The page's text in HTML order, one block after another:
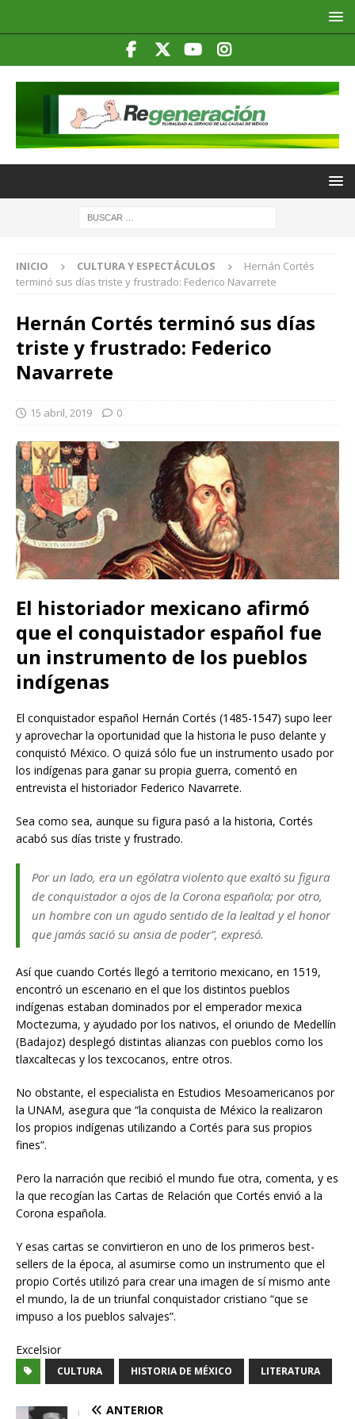
INICIO CULTURA Y ESPECTÁCULOS
Hernán Cortés
terminó sus días triste y frustrado: Federico Navarrete
Hernán Cortés terminó sus días
triste y frustrado: Federico
Navarrete
15 abril, 2019 0
El historiador mexicano afirmó
que el conquistador español fue
un instrumento de los pueblos
indígenas
El conquistador español Hernán Cortés (1485-1547) supo leer
y aprovechar la oportunidad que la historia le puso delante y
conquistó México. O quizá sólo fue un instrumento usado por
los indígenas para ganar su propia guerra, comentó en
entrevista el historiador Federico Navarrete.
Sea como sea, aunque su figura pasó a la historia, Cortés
acabó sus días triste y frustrado.
Por un lado, era un ególatra violento que exaltó su figura
de conquistador a ojos de la Corona española; por otro,
un hombre con un agudo sentido de la lealtad y el honor
que jamás sació su ansia de poder”, expresó.
Así que cuando Cortés llegó a territorio mexicano, en 1519,
encontró un escenario en el que los distintos pueblos
indígenas estaban dominados por el emperador mexica
Moctezuma, y ayudado por los nativos, el oriundo de Medellín
(Badajoz) desplegó distintas alianzas con pueblos como los
tlaxcaltecas y los texcocanos, entre otros.
No obstante, el especialista en Estudios Mesoamericanos por
la UNAM, asegura que “la conquista de México la realizaron
los propios indígenas utilizando a Cortés para sus propios
fines”.
Pero la narración que recibió el mundo fue otra, comenta, y es
la que recogían las Cartas de Relación que Cortés envió a la
Corona española.
Y esas cartas se convirtieron en uno de los primeros best-
sellers de la época, al asumirse como un instrumento que el
propio Cortés utilizó para crear una imagen de sí mismo ante
el mundo, la de un triunfal conquistador cristiano “que se
impuso a los pueblos salvajes”.
Excelsior
CULTURA HISTORIA DE MÉXICO LITERATURA
ANTERIOR